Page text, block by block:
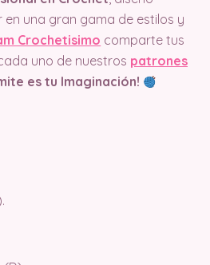
una gran gama de estilos y
Crochetisimo comparte tus
uno de nuestros patrones
es tu Imaginación!